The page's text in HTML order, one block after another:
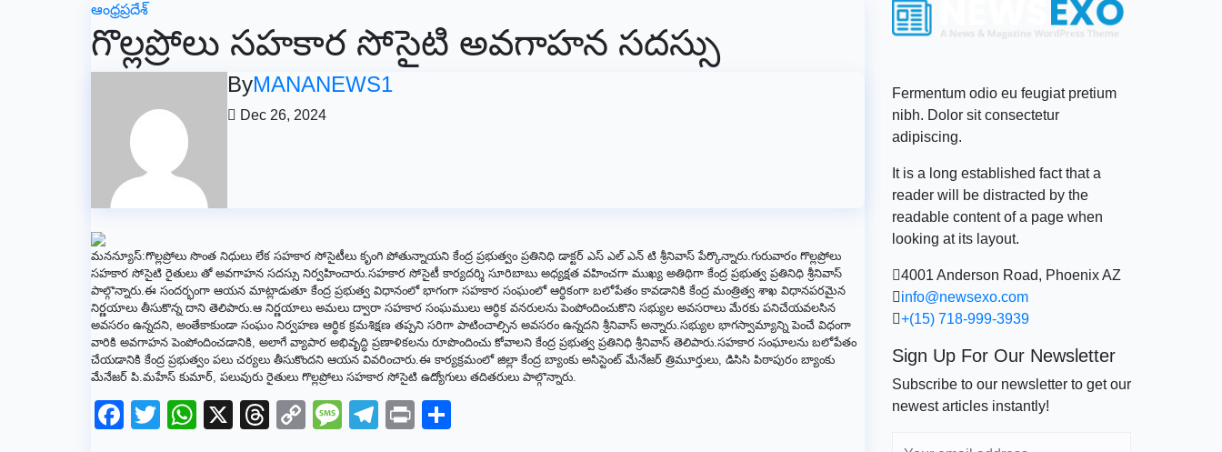
ఆంధ్రప్రదేశ్
గొల్లప్రోలు సహకార సోసైటి అవగాహన సదస్సు
ByMANANEWS1
Dec 26, 2024
మనన్యూస్:గొల్లప్రోలు సొంత నిధులు లేక సహకార సోసైటీలు కృంగి పోతున్నాయని కేంద్ర ప్రభుత్వం ప్రతినిధి డాక్టర్ ఎస్ ఎల్ ఎన్ టి శ్రీనివాస్ పేర్కొన్నారు.గురువారం గొల్లప్రోలు
సహకార సోసైటి రైతులు తో అవగాహన సదస్సు నిర్వహించారు.సహకార సోసైటీ కార్యదర్శి సూరిబాబు అధ్యక్షత వహించగా ముఖ్య అతిథిగా కేంద్ర ప్రభుత్వ ప్రతినిధి శ్రీనివాస్
పాల్గొన్నారు.ఈ సందర్భంగా ఆయన మాట్లాడుతూ కేంద్ర ప్రభుత్వ విధానంలో భాగంగా సహకార సంఘంలో ఆర్ధికంగా బలోపేతం కావడానికి కేంద్ర మంత్రిత్వ శాఖ విధానపరమైన
నిర్ణయాలు తీసుకొన్న దాని తెలిపారు.ఆ నిర్ణయాలు అమలు ద్వారా సహకార సంఘములు ఆర్ధిక వనరులను పెంపోందించుకొని సభ్యుల అవసరాలు మేరకు పనిచేయవలసిన
అవసరం ఉన్నదని, అంతేకాకుండా సంఘం నిర్వహణ ఆర్థిక క్రమశిక్షణ తప్పని సరిగా పాటించాల్సిన అవసరం ఉన్నదని శ్రీనివాస్ అన్నారు.సభ్యుల భాగస్వామ్యాన్ని పెంచే విధంగా
వారికి అవగాహన పెంపోందించడానికి, అలాగే వ్యాపార అభివృద్ధి ప్రణాళికలను రూపొందించు కోవాలని కేంద్ర ప్రభుత్వ ప్రతినిధి శ్రీనివాస్ తెలిపారు.సహకార సంఘాలను బలోపేతం
చేయడానికి కేంద్ర ప్రభుత్వం పలు చర్యలు తీసుకొందని ఆయన వివరించారు.ఈ కార్యక్రమంలో జిల్లా కేంద్ర బ్యాంకు అసిస్టెంట్ మేనేజర్ త్రిమూర్తులు, డిసిసి పిఠాపురం బ్యాంకు
మేనేజర్ పి.మహేస్ కుమార్, పలువురు రైతులు గొల్లప్రోలు సహకార సోసైటి ఉద్యోగులు తదితరులు పాల్గొన్నారు.
Facebook
TwitterWhatsApp
X Threads
CopyMessage
Telegram
Print
Fermentum odio eu feugiat pretium
nibh. Dolor sit consectetur
adipiscing.
It is a long established fact that a
reader will be distracted by the
readable content of a page when
looking at its layout.
4001 Anderson Road, Phoenix AZ
info@newsexo.com
+(15) 718-999-3939
Sign Up For Our Newsletter
Subscribe to our newsletter to get our
newest articles instantly!